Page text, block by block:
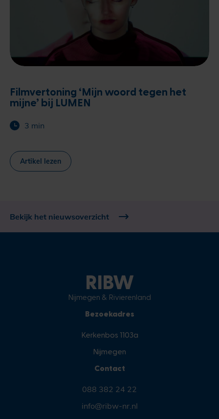
Filmvertoning ‘Mijn woord tegen het
mijne’ bij LUMEN
3 min
Artikel lezen
Bekijk het nieuwsoverzicht
RIBW
Nijmegen & Rivierenland
Bezoekadres
Kerkenbos 1103a
Nijmegen
Contact
088 382 24 22
info@ribw-nr.nl